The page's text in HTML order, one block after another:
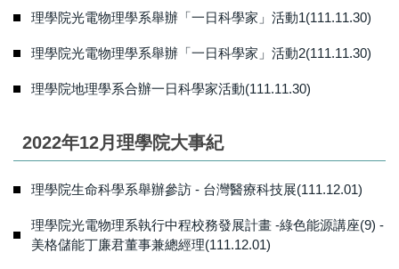
理學院光電物理學系舉辦「一日科學家」活動1(111.11.30)
理學院光電物理學系舉辦「一日科學家」活動2(111.11.30)
理學院地理學系合辦一日科學家活動(111.11.30)
2022年12月理學院大事紀
理學院生命科學系舉辦參訪 - 台灣醫療科技展(111.12.01)
理學院光電物理系執行中程校務發展計畫 -綠色能源講座(9) -
美格儲能丁廉君董事兼總經理(111.12.01)